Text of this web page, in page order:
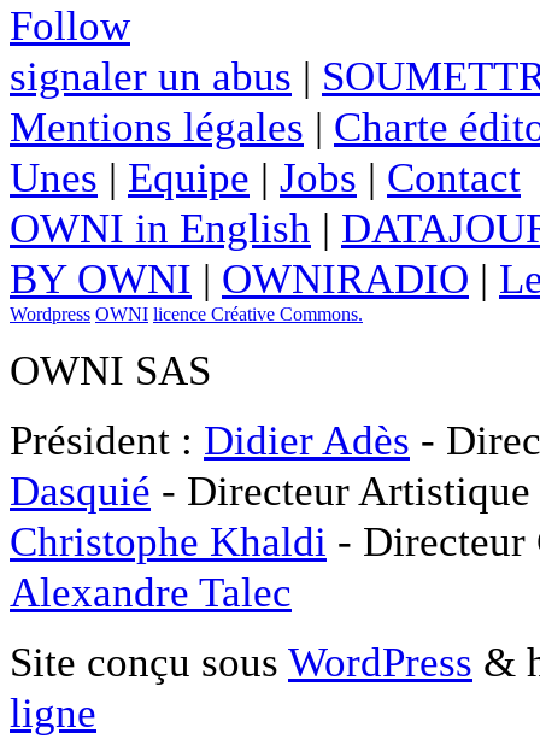
Follow
signaler un abus |
Mentions légales | Charte
Unes | Equipe | Jobs | Contact
OWNI in English |
BY OWNI | OWNIRADIO |
Wordpress OWNI licence Créative Commons.
OWNI SAS
Président : Didier Adès -
Dasquié - Directeur
Christophe Khaldi -
Alexandre Talec
Site conçu sous WordPress &
ligne